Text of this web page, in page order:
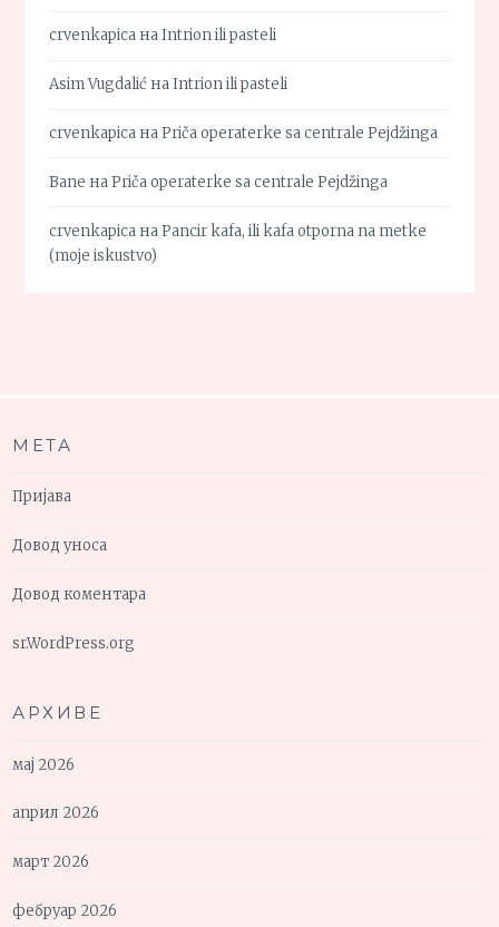
crvenkapica наIntrion ili pasteli
Asim Vugdalić наIntrion ili pasteli
crvenkapica наPriča operaterke sa centrale Pejdžinga
Bane наPriča operaterke sa centrale Pejdžinga
crvenkapica наPancir kafa, ili kafa otporna na metke
(moje iskustvo)
МЕТА
Пријава
Довод уноса
Довод коментара
sr.WordPress.org
АРХИВЕ
мај 2026
април 2026
март 2026
фебруар 2026